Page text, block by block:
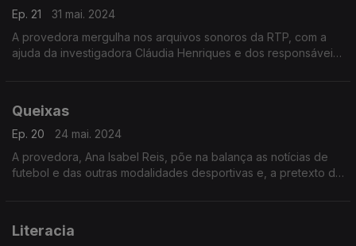
Ep. 21
31 mai. 2024
A provedora mergulha nos arquivos sonoros da RTP, com a
ajuda da investigadora Cláudia Henriques e dos responsáveis
Queixas
Ep. 20
24 mai. 2024
A provedora, Ana Isabel Reis, põe na balança as notícias de
futebol e das outras modalidades desportivas e, a pretexto de
Literacia